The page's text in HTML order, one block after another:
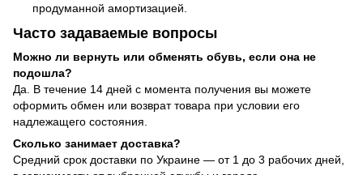
продуманной амортизацией.
Часто задаваемые вопросы
Можно ли вернуть или обменять обувь, если она не
подошла?
Да. В течение 14 дней с момента получения вы можете
оформить обмен или возврат товара при условии его
надлежащего состояния.
Сколько занимает доставка?
Средний срок доставки по Украине — от 1 до 3 рабочих дней,